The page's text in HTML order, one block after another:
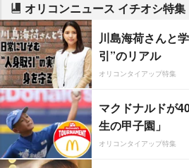
オリコンニュース イチオシ特集
川島海荷さんと
引”のリアル
オリコンタイアップ特集
マクドナルドが
生の甲子園」
オリコンタイアップ特集